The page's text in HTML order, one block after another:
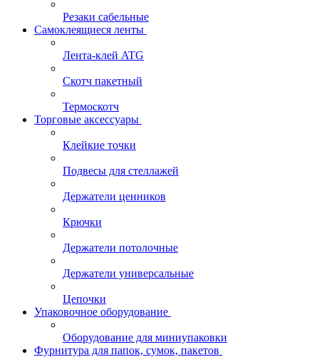
Резаки сабельные
Самоклеящиеся ленты
Лента-клей ATG
Скотч пакетный
Термоскотч
Торговые аксессуары
Клейкие точки
Подвесы для стеллажей
Держатели ценников
Крючки
Держатели потолочные
Держатели универсальные
Цепочки
Упаковочное оборудование
Оборудование для миниупаковки
Фурнитура для папок, сумок, пакетов